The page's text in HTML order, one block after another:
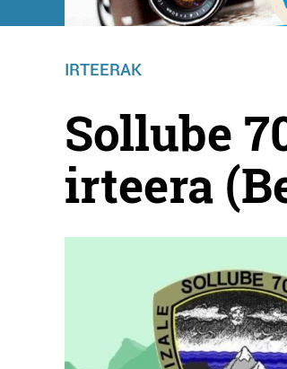
IRTEERAK
Sollube
irteera